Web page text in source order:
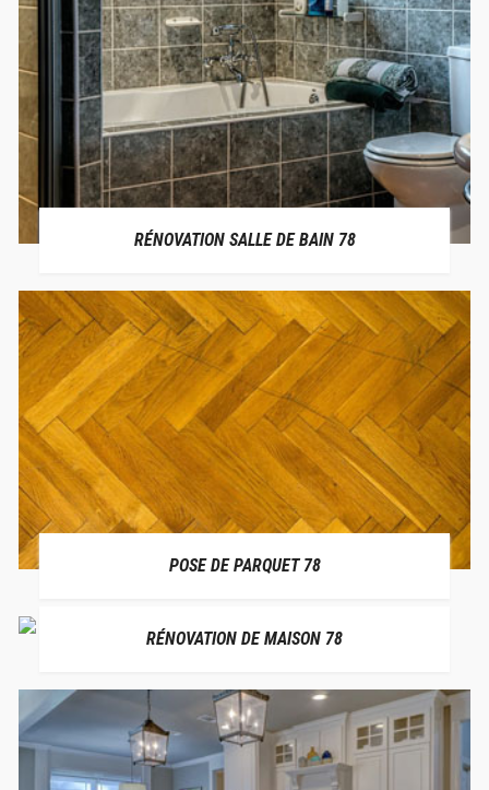
RÉNOVATION SALLE DE BAIN 78
POSE DE PARQUET 78
RÉNOVATION DE MAISON 78